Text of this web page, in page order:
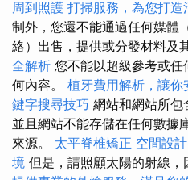
周到照護 打掃服務，為您打造
制外，您還不能通過任何媒體
絡）出售，提供或分發材料及
全解析 您不能以超級參考或
何內容。 植牙費用解析，讓
鍵字搜尋技巧 網站和網站所包
並且網站不能存儲在任何數據
來源。 太平脊椎矯正 空間設
境 但是，請照顧太陽的射線